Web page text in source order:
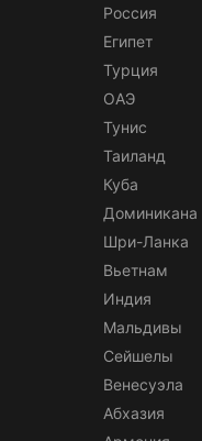
Россия
Египет
Турция
ОАЭ
Тунис
Таиланд
Куба
Доминикана
Шри-Ланка
Вьетнам
Индия
Мальдивы
Сейшелы
Венесуэла
Абхазия